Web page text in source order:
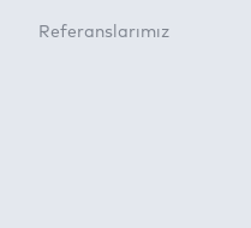
Referanslarımız